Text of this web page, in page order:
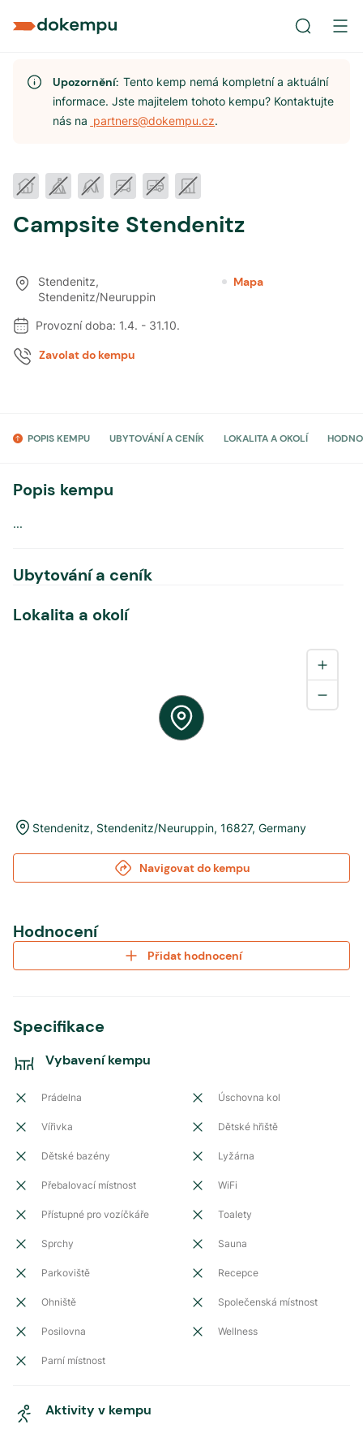
Upozornění:Tento kemp nemá kompletní a aktuální
informace. Jste majitelem tohoto kempu? Kontaktujte
nás na partners@dokempu.cz.
Campsite Stendenitz
Stendenitz,
Stendenitz/Neuruppin
Mapa
Provozní doba: 1.4. - 31.10.
Zavolat do kempu
POPIS KEMPU UBYTOVÁNÍ A CENÍK LOKALITA A OKOLÍ
Popis kempu
...
Ubytování a ceník
Lokalita a okolí
Stendenitz, Stendenitz/Neuruppin, 16827, Germany
Navigovat do kempu
Hodnocení
Přidat hodnocení
Specifikace
Vybavení kempu
Prádelna Úschovna kol
Vířivka Dětské hřiště
Dětské bazény Lyžárna
Přebalovací místnost WiFi
Přístupné pro vozíčkáře Toalety
Sprchy Sauna
Parkoviště Recepce
Ohniště Společenská místnost
Posilovna Wellness
Parní místnost
Aktivity v kempu